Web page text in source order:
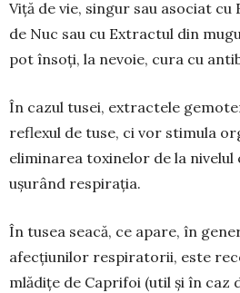
Viță de vie, singur sau asociat
de Nuc sau cu Ex­tractul din
pot însoți, la nevoie, cura cu
În cazul tusei, extractele
reflexul de tuse, ci vor stimula
eliminarea toxinelor de la
ușurând res­pirația.
În tusea seacă, ce apare, în
afecțiunilor respiratorii, este
mlădițe de Caprifoi (util și în caz